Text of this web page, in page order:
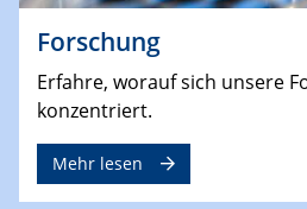
Forschung
Erfahre, worauf sich unsere
konzentriert.
Mehr lesen